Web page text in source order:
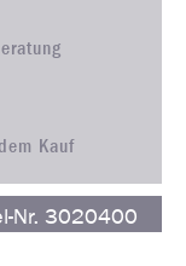
Kauf
Nr. 3020400